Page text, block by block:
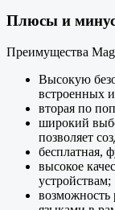
Плюсы и
Преимущества
Высокую
встроенных
вторая по
широкий
позволяет
бесплатная,
высокое
устройствам;
возможность